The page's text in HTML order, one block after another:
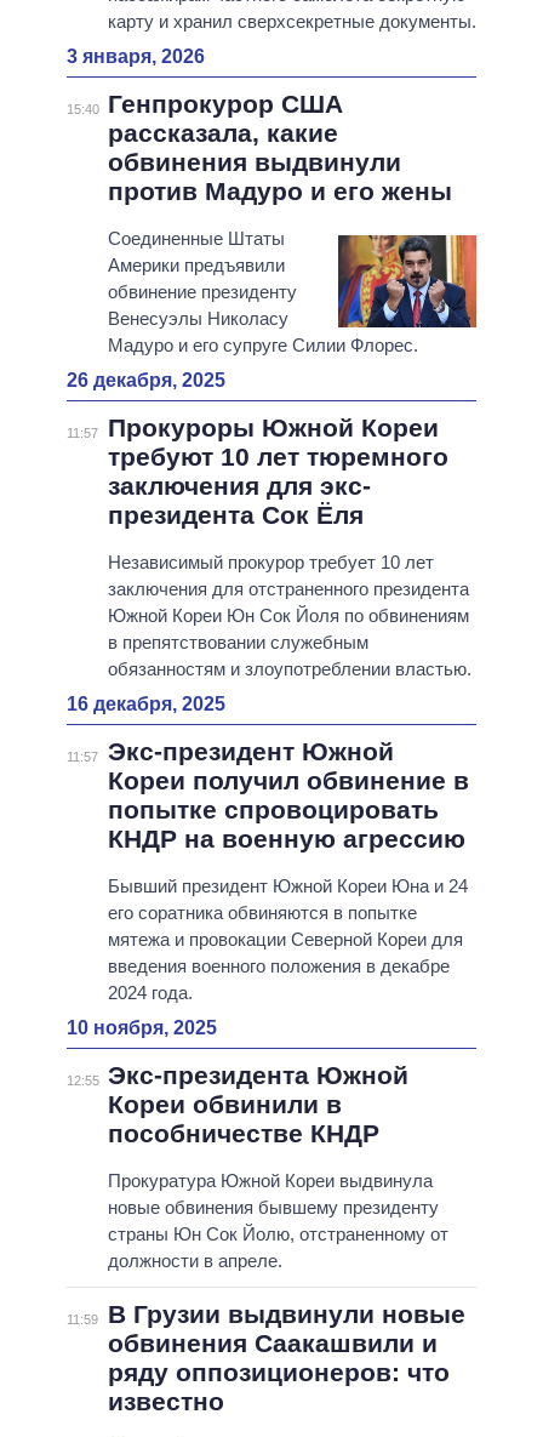
карту и хранил сверхсекретные документы.
3 января, 2026
15:40
Генпрокурор США
рассказала, какие
обвинения выдвинули
против Мадуро и его жены
Соединенные Штаты
Америки предъявили
обвинение президенту
Венесуэлы Николасу
Мадуро и его супруге Силии Флорес.
26 декабря, 2025
11:57
Прокуроры Южной Кореи
требуют 10 лет тюремного
заключения для экс-
президента Сок Ёля
Независимый прокурор требует 10 лет
заключения для отстраненного президента
Южной Кореи Юн Сок Йоля по обвинениям
в препятствовании служебным
обязанностям и злоупотреблении властью.
16 декабря, 2025
11:57
Экс-президент Южной
Кореи получил обвинение в
попытке спровоцировать
КНДР на военную агрессию
Бывший президент Южной Кореи Юна и 24
его соратника обвиняются в попытке
мятежа и провокации Северной Кореи для
введения военного положения в декабре
2024 года.
10 ноября, 2025
12:55 Экс-президента Южной
Кореи обвинили в
пособничестве КНДР
Прокуратура Южной Кореи выдвинула
новые обвинения бывшему президенту
страны Юн Сок Йолю, отстраненному от
должности в апреле.
11:59
В Грузии выдвинули новые
обвинения Саакашвили и
ряду оппозиционеров: что
известно